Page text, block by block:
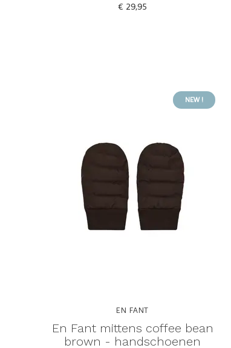
€ 29,95
NEW !
EN FANT
En Fant mittens coffee bean
brown - handschoenen